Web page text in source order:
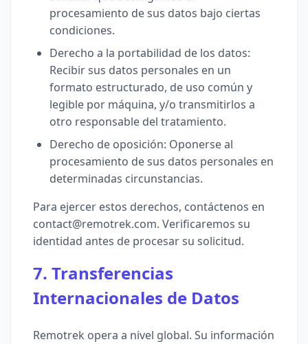
procesamiento de sus datos bajo ciertas
condiciones.
Derecho a la portabilidad de los datos:
Recibir sus datos personales en un
formato estructurado, de uso común y
legible por máquina, y/o transmitirlos a
otro responsable del tratamiento.
Derecho de oposición: Oponerse al
procesamiento de sus datos personales en
determinadas circunstancias.
Para ejercer estos derechos, contáctenos en
contact@remotrek.com. Verificaremos su
identidad antes de procesar su solicitud.
7. Transferencias
Internacionales de Datos
Remotrek opera a nivel global. Su información